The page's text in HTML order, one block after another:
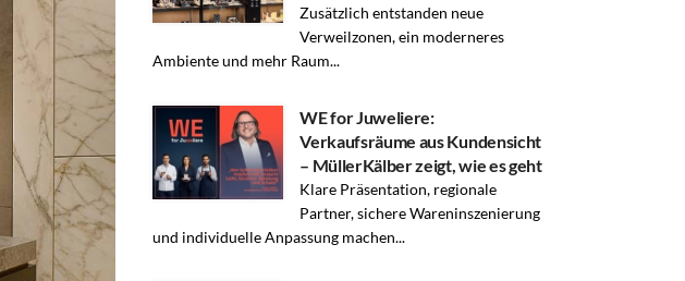
Zusätzlich entstanden neue
Verweilzonen, ein moderneres
Ambiente und mehr Raum...
WE for Juweliere:
Verkaufsräume aus Kundensicht
– MüllerKälber zeigt, wie es geht
Klare Präsentation, regionale
Partner, sichere Wareninszenierung
und individuelle Anpassung machen...